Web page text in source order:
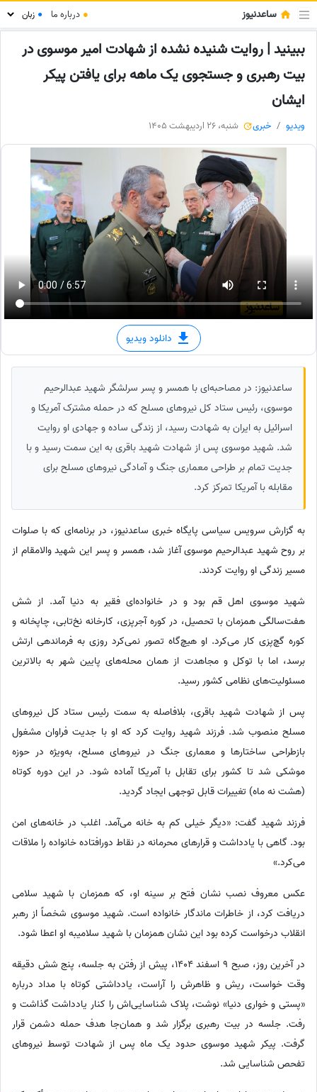
ساعدنیوز ● درباره ما ●
ببینید | روایت شنیده نشده از شهادت امیر موسوی در
بیت رهبری و جستجوی یک ماهه برای یافتن پیکر
ایشان
ویدیو خبری شنبه، 26 اردیبهشت 1405
دانلود ویدیو
ساعدنیوز: در مصاحبه‌ای با همسر و پسر سرلشگر شهید عبدالرحیم
موسوی، رئیس ستاد کل نیروهای مسلح که در حمله مشترک آمریکا و
اسرائیل به ایران به شهادت رسید، از زندگی ساده و جهادی او روایت
شد. شهید موسوی پس از شهادت شهید باقری به این سمت رسید و با
جدیت تمام بر طراحی معماری جنگ و آمادگی نیروهای مسلح برای
مقابله با آمریکا تمرکز کرد.
به گزارش سرویس سیاسی پایگاه خبری ساعدنیوز، در برنامه‌ای که با صلوات
بر روح شهید عبدالرحیم موسوی آغاز شد، همسر و پسر این شهید والامقام از
مسیر زندگی او روایت کردند.
شهید موسوی اهل قم بود و در خانواده‌ای فقیر به دنیا آمد. از شش
هفت‌سالگی همزمان با تحصیل، در کوره آجرپزی، کارخانه نخ‌تابی، چاپخانه و
کوره گچ‌پزی کار می‌کرد. او هیچ‌گاه تصور نمی‌کرد روزی به فرماندهی ارتش
برسد، اما با توکل و مجاهدت از همان محله‌های پایین شهر به بالاترین
مسئولیت‌های نظامی کشور رسید.
پس از شهادت شهید باقری، بلافاصله به سمت رئیس ستاد کل نیروهای
مسلح منصوب شد. فرزند شهید روایت کرد که او با جدیت فراوان مشغول
بازطراحی ساختارها و معماری جنگ در نیروهای مسلح، به‌ویژه در حوزه
موشکی شد تا کشور برای تقابل با آمریکا آماده شود. در این دوره کوتاه
(هشت نه ماه) تغییرات قابل توجهی ایجاد گردید.
فرزند شهید گفت: «دیگر خیلی کم به خانه می‌آمد. اغلب در خانه‌های امن
بود. گاهی با یادداشت و قرارهای محرمانه در نقاط دورافتاده خانواده را ملاقات
می‌کرد.»
عکس معروف نصب نشان فتح بر سینه او، که همزمان با شهید سلامی
دریافت کرد، از خاطرات ماندگار خانواده است. شهید موسوی شخصاً از رهبر
انقلاب درخواست کرده بود این نشان همزمان با شهید سلامیبه او اعطا شود.
در آخرین روز، صبح 9 اسفند 1404، پیش از رفتن به جلسه، پنج شش دقیقه
وقت خواست، ریش و ظاهرش را آراست، یادداشتی کوتاه با مداد درباره
«پستی و خواری دنیا» نوشت، پلاک شناسایی‌اش را کنار یادداشت گذاشت و
رفت. جلسه در بیت رهبری برگزار شد و همان‌جا هدف حمله دشمن قرار
گرفت. پیکر شهید موسوی حدود یک ماه پس از شهادت توسط نیروهای
تفحص شناسایی شد.